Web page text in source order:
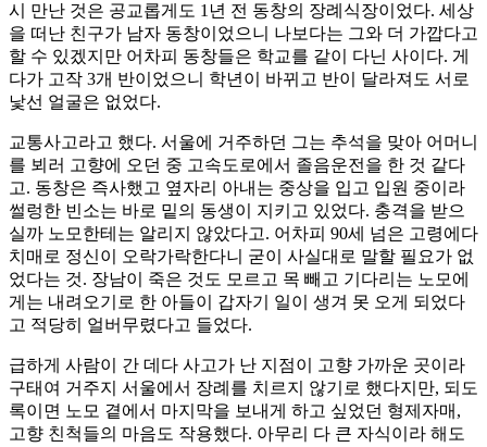
시 만난 것은 공교롭게도 1년 전 동창의 장례식장이었다. 세상
을 떠난 친구가 남자 동창이었으니 나보다는 그와 더 가깝다고
할 수 있겠지만 어차피 동창들은 학교를 같이 다닌 사이다. 게
다가 고작 3개 반이었으니 학년이 바뀌고 반이 달라져도 서로
낯선 얼굴은 없었다.
교통사고라고 했다. 서울에 거주하던 그는 추석을 맞아 어머니
를 뵈러 고향에 오던 중 고속도로에서 졸음운전을 한 것 같다
고. 동창은 즉사했고 옆자리 아내는 중상을 입고 입원 중이라
썰렁한 빈소는 바로 밑의 동생이 지키고 있었다. 충격을 받으
실까 노모한테는 알리지 않았다고. 어차피 90세 넘은 고령에다
치매로 정신이 오락가락한다니 굳이 사실대로 말할 필요가 없
었다는 것. 장남이 죽은 것도 모르고 목 빼고 기다리는 노모에
게는 내려오기로 한 아들이 갑자기 일이 생겨 못 오게 되었다
고 적당히 얼버무렸다고 들었다.
급하게 사람이 간 데다 사고가 난 지점이 고향 가까운 곳이라
구태여 거주지 서울에서 장례를 치르지 않기로 했다지만, 되도
록이면 노모 곁에서 마지막을 보내게 하고 싶었던 형제자매,
고향 친척들의 마음도 작용했다. 아무리 다 큰 자식이라 해도